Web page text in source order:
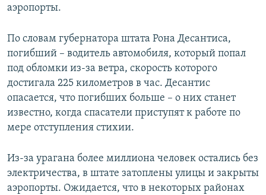
аэропорты.
По словам губернатора штата Рона Десантиса,
погибший – водитель автомобиля, который попал
под обломки из-за ветра, скорость которого
достигала 225 километров в час. Десантис
опасается, что погибших больше – о них станет
известно, когда спасатели приступят к работе по
мере отступления стихии.
Из-за урагана более миллиона человек остались без
электричества, в штате затоплены улицы и закрыты
аэропорты. Ожидается, что в некоторых районах